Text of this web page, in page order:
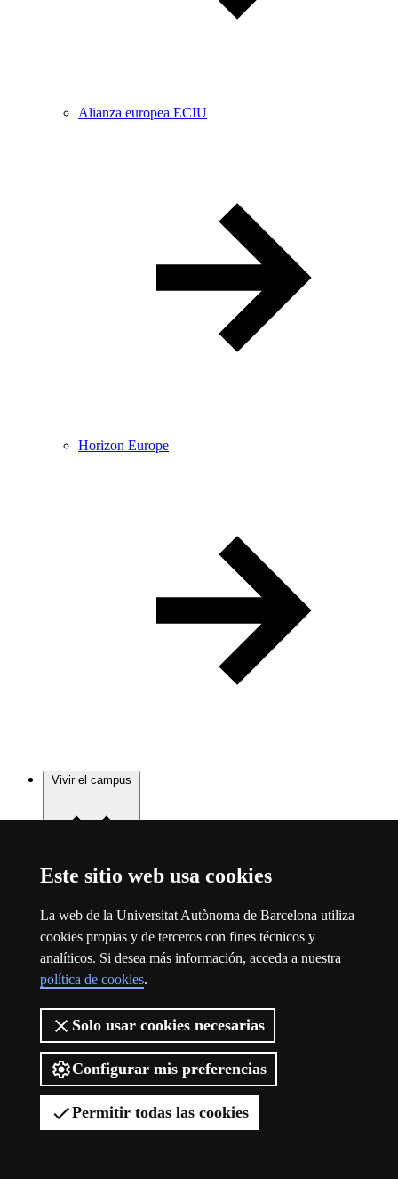
Este sitio web usa cookies
La web de la Universitat Autònoma de Barcelona utiliza
cookies propias y de terceros con fines técnicos y
analíticos. Si desea más información, acceda a nuestra
política de cookies.
Solo usar cookies necesarias
Configurar mis preferencias
Permitir todas las cookies
Alianza europea ECIU
Horizon Europe
Vivir el campus
Vivir el campus